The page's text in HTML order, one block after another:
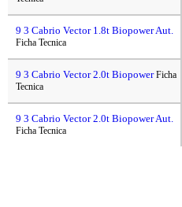
9 3 Cabrio Vector 1.8t Biopower Aut.
Ficha Tecnica
9 3 Cabrio Vector 2.0t BiopowerFicha
Tecnica
9 3 Cabrio Vector 2.0t Biopower Aut.
Ficha Tecnica